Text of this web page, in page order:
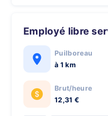
Employé libre
Puilboreau
à 1 km
Brut/heure
12,31 €